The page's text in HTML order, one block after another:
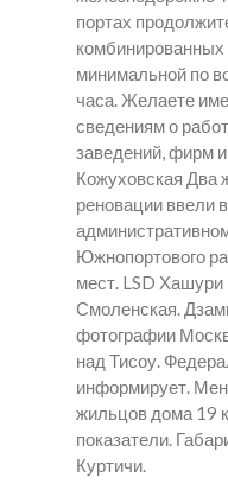
портах
минимальной по
часа. Желаете
сведениям о
заведений, фирм
Кожуховская Два
реновации ввели
Южнопортового
мест. LSD Хашури
Смоленская.
фотографии
над Тисоу.
информирует.
жильцов дома 19
показатели.
Куртичи.